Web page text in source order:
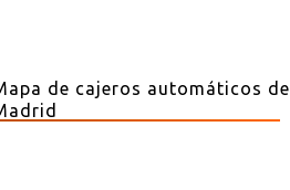
de cajeros automáticos de